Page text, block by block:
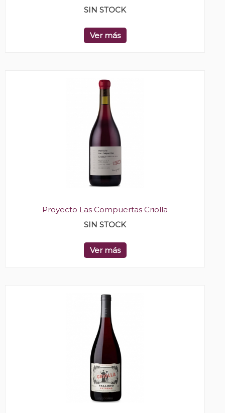
SIN STOCK
Ver más
Proyecto Las Compuertas Criolla
SIN STOCK
Ver más